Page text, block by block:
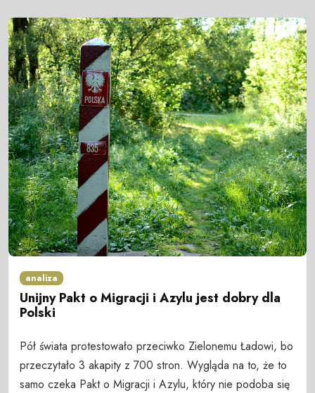
analiza
Unijny Pakt o Migracji i Azylu jest dobry dla
Polski
Pół świata protestowało przeciwko Zielonemu Ładowi, bo
przeczytało 3 akapity z 700 stron. Wygląda na to, że to
samo czeka Pakt o Migracji i Azylu, który nie podoba się